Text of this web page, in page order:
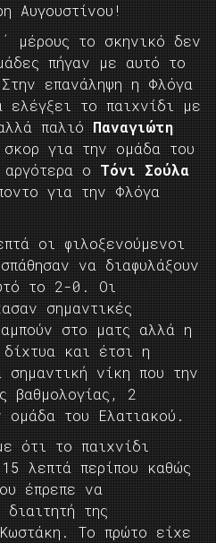
Αυγουστίνου!
μέρους το σκηνικό δεν
πήγαν με αυτό το
επανάληψη η Φλόγα
ελέγξει το παιχνίδι με
παλιό Παναγιώτη
για την ομάδα του
ο Τόνι Σούλα
για την Φλόγα
οι φιλοξενούμενοι
να διαφυλάξουν
το 2-0. Οι
σημαντικές
στο ματς αλλά η
και έτσι η
σημαντική νίκη που την
βαθμολογίας, 2
ομάδα του Ελατιακού.
ότι το παιχνίδι
λεπτά περίπου καθώς
έπρεπε να
της
Το πρώτο είχε